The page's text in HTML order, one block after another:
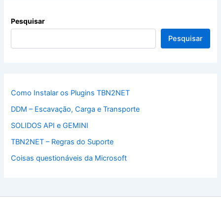
Pesquisar
Pesquisar
Como Instalar os Plugins TBN2NET
DDM – Escavação, Carga e Transporte
SOLIDOS API e GEMINI
TBN2NET – Regras do Suporte
Coisas questionáveis da Microsoft